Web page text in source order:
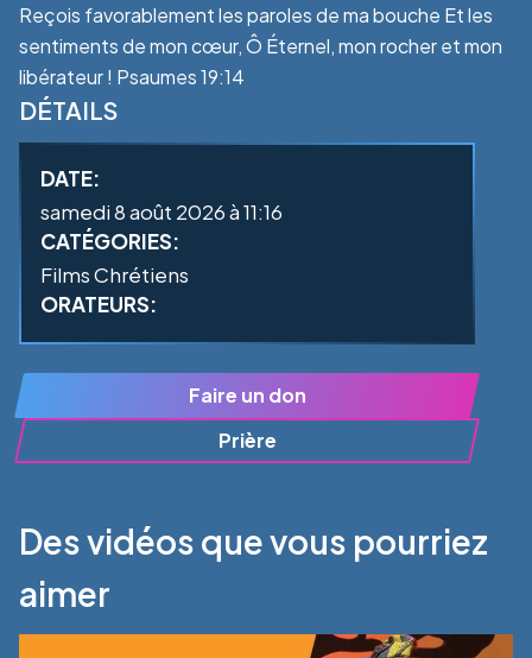
Reçois favorablement les paroles de ma bouche Et les
sentiments de mon cœur, Ô Éternel, mon rocher et mon
libérateur ! Psaumes 19:14
DÉTAILS
DATE:
samedi 8 août 2026 à 11:16
CATÉGORIES:
Films Chrétiens
ORATEURS:
Faire un don
Prière
Des vidéos que vous pourriez
aimer